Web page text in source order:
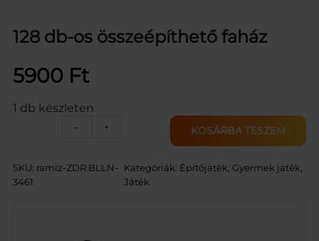
128 db-os összeépíthető faház
5900 Ft
1 db készleten
–
d
+ KOSÁRBA TESZEM
SKU: ramiz-ZDR.BLLN-
3461
Kategóriák: Építőjáték Gyermek játék
Játék